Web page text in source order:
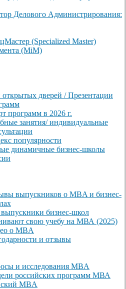
Делового Администрирования:
(Specialized Master)
(MiM)
дверей / Презентации
программ в 2026 г.
занятия/ индивидуальные
популярности
динамичные бизнес-школы
выпускников о MBA и бизнес-
бизнес-школ
свою учебу на МВА (2025)
о MBA
и отзывы
и исследования MBA
российских программ МВА
MBA